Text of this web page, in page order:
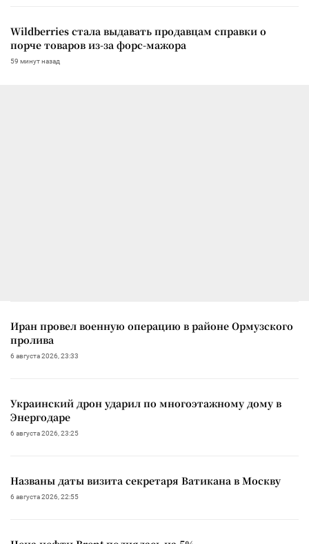
Wildberries стала выдавать продавцам справки о
порче товаров из-за форс-мажора
59 минут назад
Иран провел военную операцию в районе Ормузского
пролива
6 августа 2026, 23:33
Украинский дрон ударил по многоэтажному дому в
Энергодаре
6 августа 2026, 23:25
Названы даты визита секретаря Ватикана в Москву
6 августа 2026, 22:55